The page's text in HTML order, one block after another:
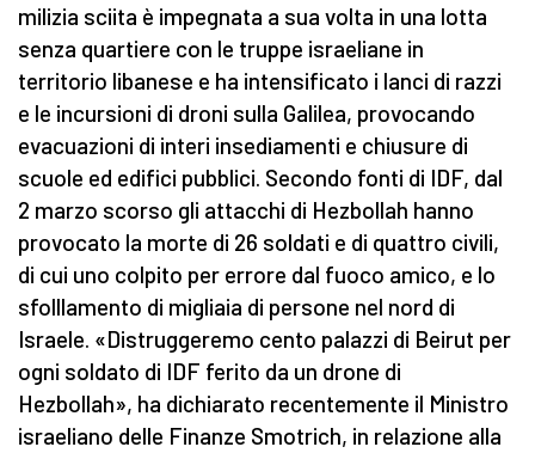
milizia sciita è impegnata a sua volta in una lotta
senza quartiere con le truppe israeliane in
territorio libanese e ha intensificato i lanci di razzi
e le incursioni di droni sulla Galilea, provocando
evacuazioni di interi insediamenti e chiusure di
scuole ed edifici pubblici. Secondo fonti di IDF, dal
2 marzo scorso gli attacchi di Hezbollah hanno
provocato la morte di 26 soldati e di quattro civili,
di cui uno colpito per errore dal fuoco amico, e lo
sfolllamento di migliaia di persone nel nord di
Israele. «Distruggeremo cento palazzi di Beirut per
ogni soldato di IDF ferito da un drone di
Hezbollah», ha dichiarato recentemente il Ministro
israeliano delle Finanze Smotrich, in relazione alla